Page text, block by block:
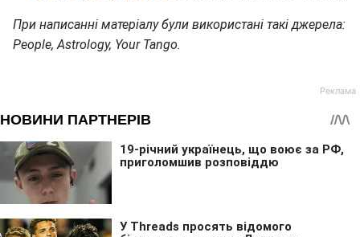
При написанні матеріалу були використані такі джерела:
People, Astrology, Your Tango.